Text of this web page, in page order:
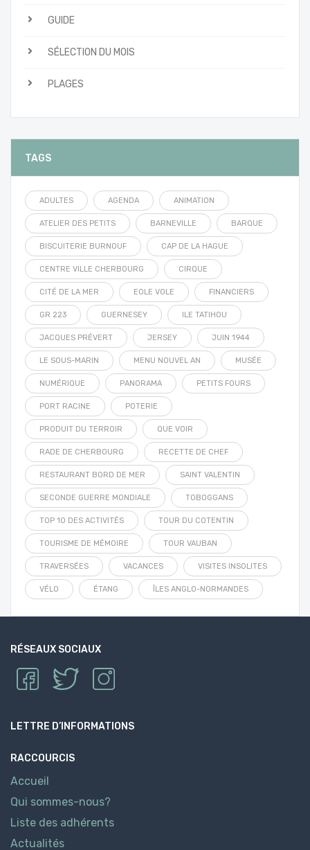
GUIDE
SÉLECTION DU MOIS
PLAGES
TAGS
ADULTES AGENDA ANIMATION
ATELIER DES PETITS BARNEVILLE BARQUE
BISCUITERIE BURNOUF CAP DE LA HAGUE
CENTRE VILLE CHERBOURG CIRQUE
CITÉ DE LA MER EOLE VOLE FINANCIERS
GR 223 GUERNESEY ILE TATIHOU
JACQUES PRÉVERT JERSEY JUIN 1944
LE SOUS-MARIN MENU NOUVEL AN MUSÉE
NUMÉRIQUE PANORAMA PETITS FOURS
PORT RACINE POTERIE
PRODUIT DU TERROIR QUE VOIR
RADE DE CHERBOURG RECETTE DE CHEF
RESTAURANT BORD DE MER SAINT VALENTIN
SECONDE GUERRE MONDIALE TOBOGGANS
TOP 10 DES ACTIVITÉS TOUR DU COTENTIN
TOURISME DE MÉMOIRE TOUR VAUBAN
TRAVERSÉES VACANCES VISITES INSOLITES
VÉLO ÉTANG ÎLES ANGLO-NORMANDES
RÉSEAUX SOCIAUX
LETTRE D’INFORMATIONS
RACCOURCIS
Accueil
Qui sommes-nous?
Liste des adhérents
Actualités